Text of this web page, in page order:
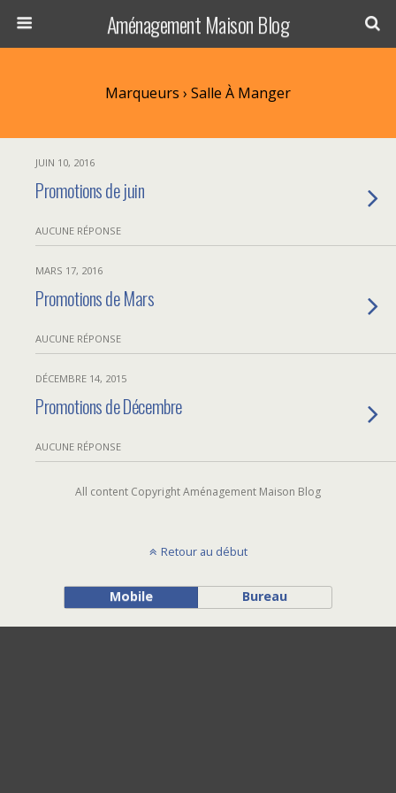
Aménagement Maison Blog
Marqueurs › Salle À Manger
JUIN 10, 2016
Promotions de juin
AUCUNE RÉPONSE
MARS 17, 2016
Promotions de Mars
AUCUNE RÉPONSE
DÉCEMBRE 14, 2015
Promotions de Décembre
AUCUNE RÉPONSE
All content Copyright Aménagement Maison Blog
Retour au début
Mobile Bureau